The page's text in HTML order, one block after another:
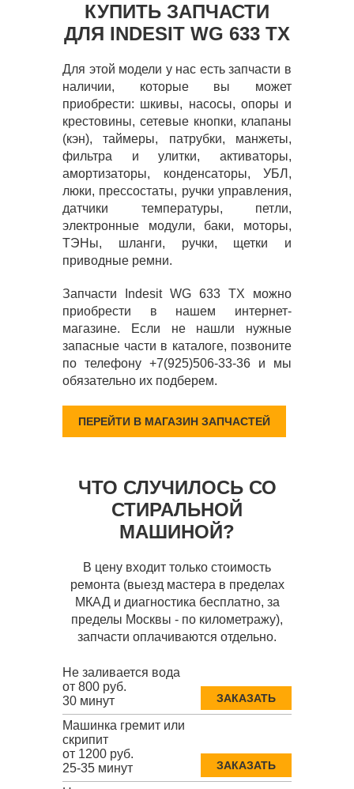
КУПИТЬ ЗАПЧАСТИ
ДЛЯ INDESIT WG 633 TX
Для этой модели у нас есть запчасти в
наличии, которые вы может
приобрести: шкивы, насосы, опоры и
крестовины, сетевые кнопки, клапаны
(кэн), таймеры, патрубки, манжеты,
фильтра и улитки, активаторы,
амортизаторы, конденсаторы, УБЛ,
люки, прессостаты, ручки управления,
датчики температуры, петли,
электронные модули, баки, моторы,
ТЭНы, шланги, ручки, щетки и
приводные ремни.
Запчасти Indesit WG 633 TX можно
приобрести в нашем интернет-
магазине. Если не нашли нужные
запасные части в каталоге, позвоните
по телефону +7(925)506-33-36 и мы
обязательно их подберем.
ПЕРЕЙТИ В МАГАЗИН ЗАПЧАСТЕЙ
ЧТО СЛУЧИЛОСЬ СО
СТИРАЛЬНОЙ
МАШИНОЙ?
В цену входит только стоимость
ремонта (выезд мастера в пределах
МКАД и диагностика бесплатно, за
пределы Москвы - по километражу),
запчасти оплачиваются отдельно.
Не заливается вода
от 800 руб.
30 минут
ЗАКАЗАТЬ
Машинка гремит или
скрипит
от 1200 руб.
25-35 минут
ЗАКАЗАТЬ